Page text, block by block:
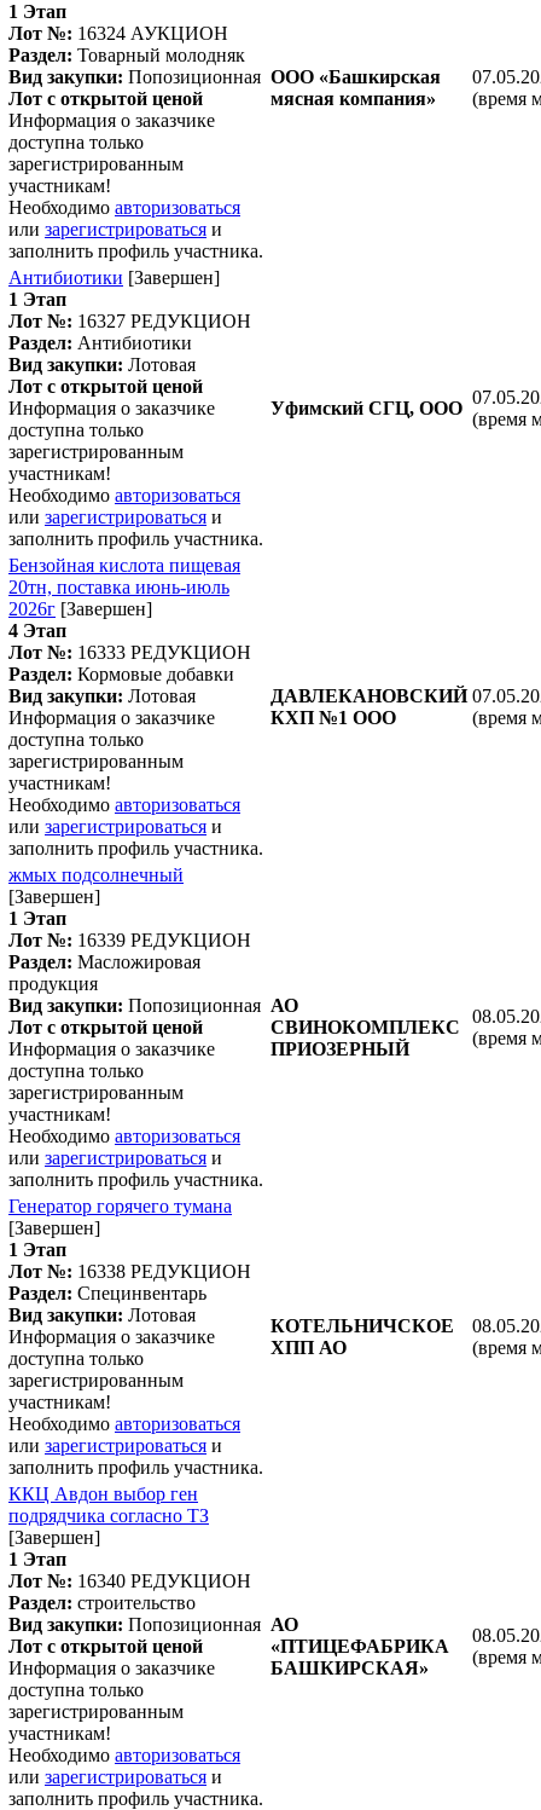
1 Этап
Лот №: 16324 АУКЦИОН
Раздел: Товарный молодняк
Вид закупки: Попозиционная
Лот с открытой ценой
Информация о заказчике
доступна только
зарегистрированным
участникам!
Необходимо авторизоваться
или зарегистрироваться и
заполнить профиль участника.
ООО «Башкирская
мясная компания»
(время
Антибиотики [Завершен]
1 Этап
Лот №: 16327 РЕДУКЦИОН
Раздел: Антибиотики
Вид закупки: Лотовая
Лот с открытой ценой
Информация о заказчике
доступна только
зарегистрированным
участникам!
Необходимо авторизоваться
или зарегистрироваться и
заполнить профиль участника.
Уфимский СГЦ, ООО
(время
Бензойная кислота пищевая
20тн, поставка июнь-июль
2026г [Завершен]
4 Этап
Лот №: 16333 РЕДУКЦИОН
Раздел: Кормовые добавки
Вид закупки: Лотовая
Информация о заказчике
доступна только
зарегистрированным
участникам!
Необходимо авторизоваться
или зарегистрироваться и
заполнить профиль участника.
ДАВЛЕКАНОВСКИЙ
КХП №1 ООО
(время
жмых подсолнечный
[Завершен]
1 Этап
Лот №: 16339 РЕДУКЦИОН
Раздел: Масложировая
продукция
Вид закупки: Попозиционная
Лот с открытой ценой
Информация о заказчике
доступна только
зарегистрированным
участникам!
Необходимо авторизоваться
или зарегистрироваться и
заполнить профиль участника.
АО
СВИНОКОМПЛЕКС
ПРИОЗЕРНЫЙ
(время
Генератор горячего тумана
[Завершен]
1 Этап
Лот №: 16338 РЕДУКЦИОН
Раздел: Специнвентарь
Вид закупки: Лотовая
Информация о заказчике
доступна только
зарегистрированным
участникам!
Необходимо авторизоваться
или зарегистрироваться и
заполнить профиль участника.
КОТЕЛЬНИЧСКОЕ
ХПП АО
(время
ККЦ Авдон выбор ген
подрядчика согласно ТЗ
[Завершен]
1 Этап
Лот №: 16340 РЕДУКЦИОН
Раздел: строительство
Вид закупки: Попозиционная
Лот с открытой ценой
Информация о заказчике
доступна только
зарегистрированным
участникам!
Необходимо авторизоваться
или зарегистрироваться и
заполнить профиль участника.
АО
«ПТИЦЕФАБРИКА
БАШКИРСКАЯ»
(время